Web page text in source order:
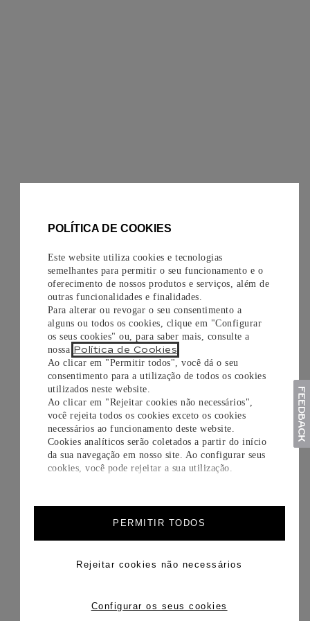
POLÍTICA DE COOKIES
Este website utiliza cookies e tecnologias
semelhantes para permitir o seu funcionamento e o
oferecimento de nossos produtos e serviços, além de
outras funcionalidades e finalidades.
Para alterar ou revogar o seu consentimento a
alguns ou todos os cookies, clique em "Configurar
os seus cookies" ou, para saber mais, consulte a
nossa Política de Cookies
Ao clicar em "Permitir todos", você dá o seu
consentimento para a utilização de todos os cookies
utilizados neste website.
Ao clicar em "Rejeitar cookies não necessários",
você rejeita todos os cookies exceto os cookies
necessários ao funcionamento deste website.
Cookies analíticos serão coletados a partir do início
da sua navegação em nosso site. Ao configurar seus
cookies, você pode rejeitar a sua utilização.
PERMITIR TODOS
Rejeitar cookies não necessários
Configurar os seus cookies